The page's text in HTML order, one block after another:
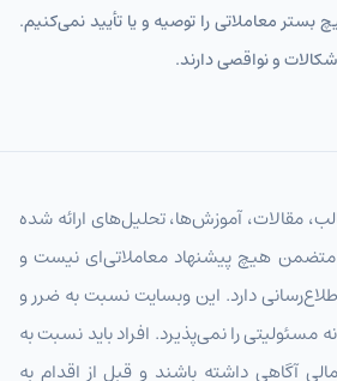
معاملاتی را توصیه و یا تأیید نمی‌کنیم.
و نواقصی دارند.
مقالات، آموزش‌ها، تحلیل‌های ارائه شده
متضمن هیچ پیشنهاد معاملاتی‌ای نیست و
دارد. این وبسایت نسبت به ضرر و
مسئولیتی را نمی‌پذیرد. افراد باید نسبت به
آگاهی داشته باشند و قبل از اقدام به